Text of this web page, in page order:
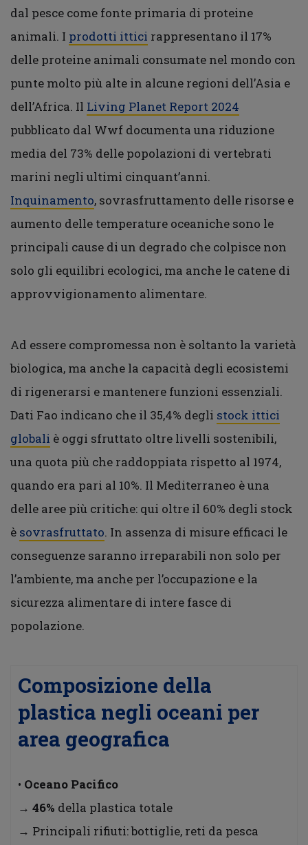
dal pesce come fonte primaria di proteine
animali. I prodotti ittici rappresentano il 17%
delle proteine animali consumate nel mondo con
punte molto più alte in alcune regioni dell’Asia e
dell’Africa. Il Living Planet Report 2024
pubblicato dal Wwf documenta una riduzione
media del 73% delle popolazioni di vertebrati
marini negli ultimi cinquant’anni.
Inquinamento, sovrasfruttamento delle risorse e
aumento delle temperature oceaniche sono le
principali cause di un degrado che colpisce non
solo gli equilibri ecologici, ma anche le catene di
approvvigionamento alimentare.
Ad essere compromessa non è soltanto la varietà
biologica, ma anche la capacità degli ecosistemi
di rigenerarsi e mantenere funzioni essenziali.
Dati Fao indicano che il 35,4% degli stock ittici
globali è oggi sfruttato oltre livelli sostenibili,
una quota più che raddoppiata rispetto al 1974,
quando era pari al 10%. Il Mediterraneo è una
delle aree più critiche: qui oltre il 60% degli stock
è sovrasfruttato. In assenza di misure efficaci le
conseguenze saranno irreparabili non solo per
l’ambiente, ma anche per l’occupazione e la
sicurezza alimentare di intere fasce di
popolazione.
Composizione della
plastica negli oceani per
area geografica
• Oceano Pacifico
→ 46% della plastica totale
→ Principali rifiuti: bottiglie, reti da pesca